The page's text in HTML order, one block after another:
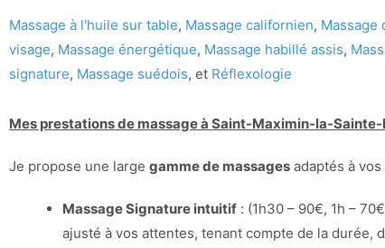
Massage à l'huile sur table, Massage californien, Massage
visage, Massage énergétique, Massage habillé assis,
signature, Massage suédois, et Réflexologie
Mes prestations de massage à Saint-Maximin-la-Sainte-
Je propose une large gamme de massages adaptés à
MassageSignature intuitif : (1h30 – 90€, 1h –
ajusté à vos attentes, tenant compte de la durée,